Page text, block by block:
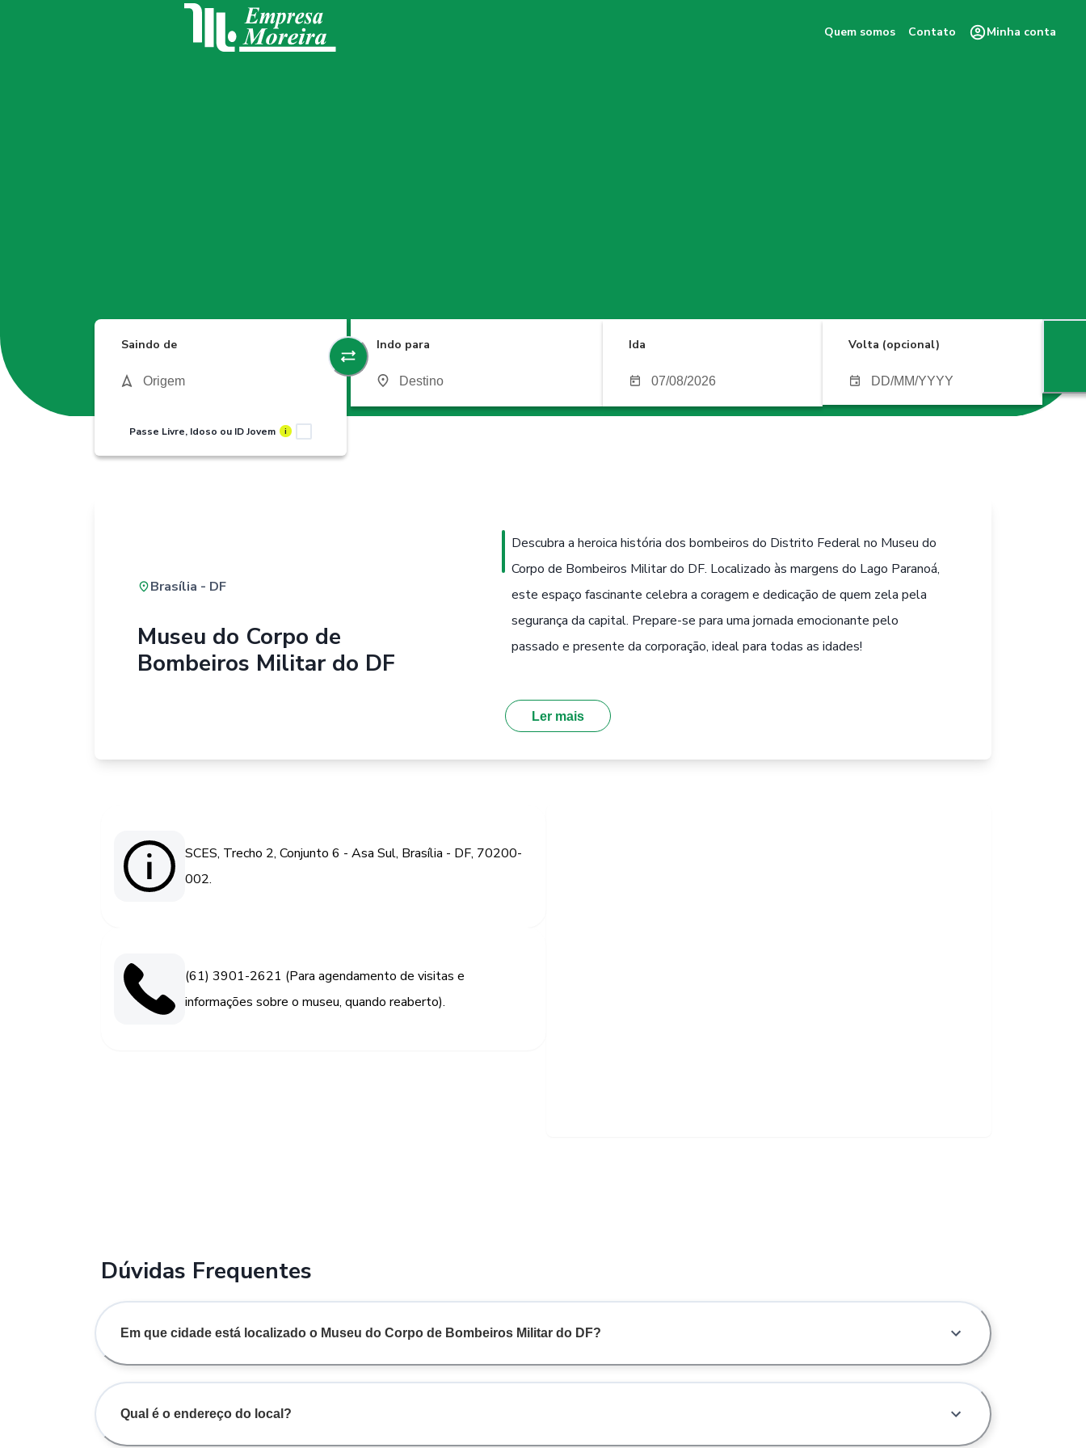
Quem somos Contato Minha conta
Saindo de
Passe Livre, Idoso ou ID Jovem i
Indo para Ida Volta (opcional)
Brasília - DF
Museu do Corpo de
Bombeiros Militar do DF
Descubra a heroica história dos bombeiros do Distrito Federal no Museu do
Corpo de Bombeiros Militar do DF. Localizado às margens do Lago Paranoá,
este espaço fascinante celebra a coragem e dedicação de quem zela pela
segurança da capital. Prepare-se para uma jornada emocionante pelo
passado e presente da corporação, ideal para todas as idades!
Ler mais
SCES, Trecho 2, Conjunto 6 - Asa Sul, Brasília - DF, 70200-
002.
(61) 3901-2621 (Para agendamento de visitas e
informações sobre o museu, quando reaberto).
Dúvidas Frequentes
Em que cidade está localizado o Museu do Corpo de Bombeiros Militar do DF?
Qual é o endereço do local?